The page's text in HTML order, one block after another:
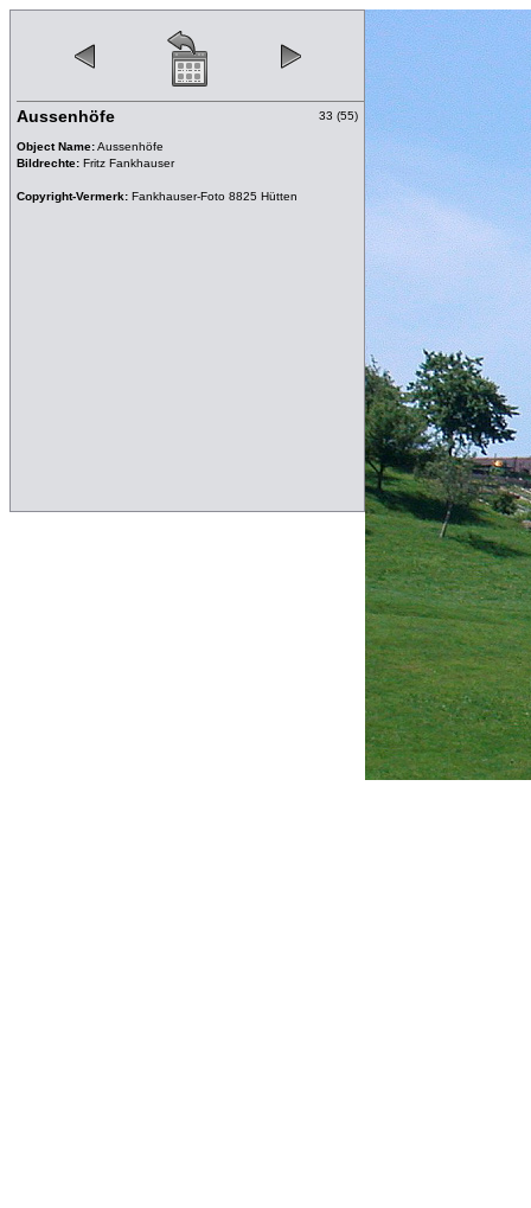
Aussenhöfe
Object Name:Aussenhöfe
Bildrechte: Fritz Fankhauser
Copyright-Vermerk: Fankhauser-Foto 8825 Hütten
33 (55)